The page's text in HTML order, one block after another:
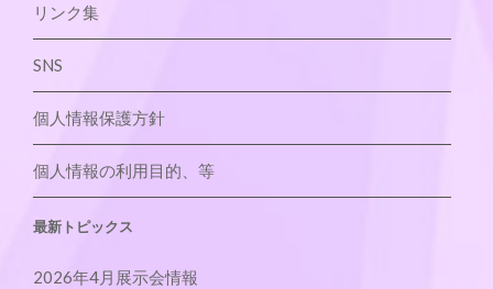
リンク集
SNS
個人情報保護方針
個人情報の利用目的、等
最新トピックス
2026年4月展示会情報